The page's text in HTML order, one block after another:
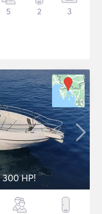
5 2 3
HP!